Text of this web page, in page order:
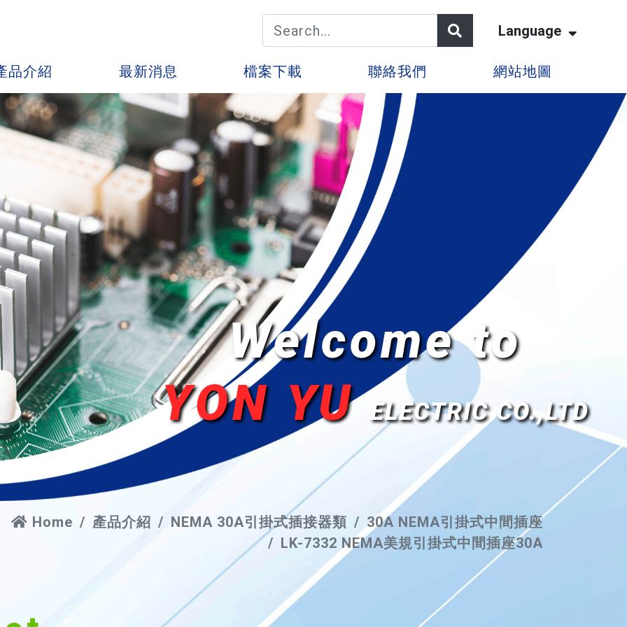
Language
品介紹 最新消息 檔案下載 聯絡我們 網站地圖
Welcome to
YON YU
ELECTRIC CO.,LTD
Home 產品介紹 NEMA 30A引掛式插接器類
30A NEMA引掛式中間插座
LK-7332 NEMA美規引掛式中間插座30A